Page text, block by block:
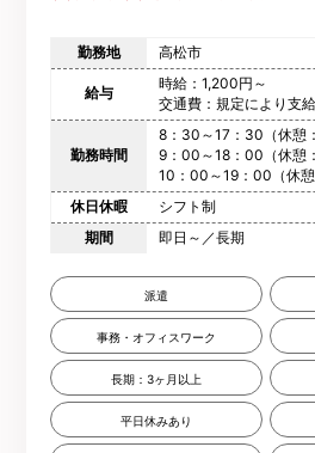
勤務地 高松市
給与
時給：1,200円～
交通費：規定により支
勤務時間
8：30～17：30（休憩
9：00～18：00（休憩
10：00～19：00（休
休日休暇
シフト制
期間
即日～／長期
派遣
事務・オフィスワーク
長期：3ヶ月以上
平日休みあり